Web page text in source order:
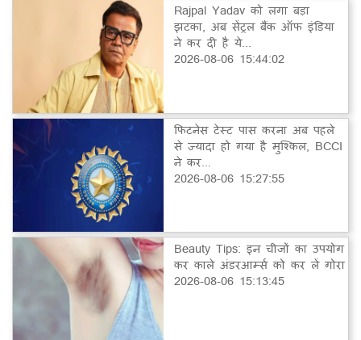
Rajpal Yadav को लगा बड़ा
झटका, अब सेंट्रल बैंक ऑफ इंडिया
ने कर दी है ये...
2026-08-06 15:44:02
फिटनेस टेस्ट पास करना अब पहले
से ज्यादा हो गया है मुश्किल, BCCI
ने कर...
2026-08-06 15:27:55
Beauty Tips: इन चीजों का उपयोग
कर काले अंडरआर्म्स को कर लें गोरा
2026-08-06 15:13:45